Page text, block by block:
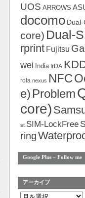
UOS ARROWS
docomo
core) Dual-
rprint Fujitsu
wei India IrDA
rola nexus NFC
e) Problem
core)
st SIM-LockFree
ring
Google Plus – Follow me
アーカイブ